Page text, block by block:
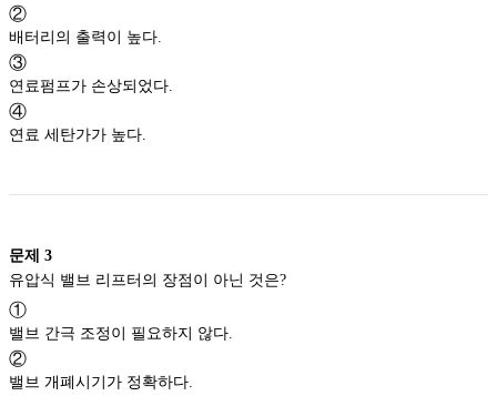
②
배터리의 출력이 높다.
③
연료펌프가 손상되었다.
④
연료 세탄가가 높다.
문제 3
유압식 밸브 리프터의 장점이 아닌 것은?
①
밸브 간극 조정이 필요하지 않다.
②
밸브 개폐시기가 정확하다.